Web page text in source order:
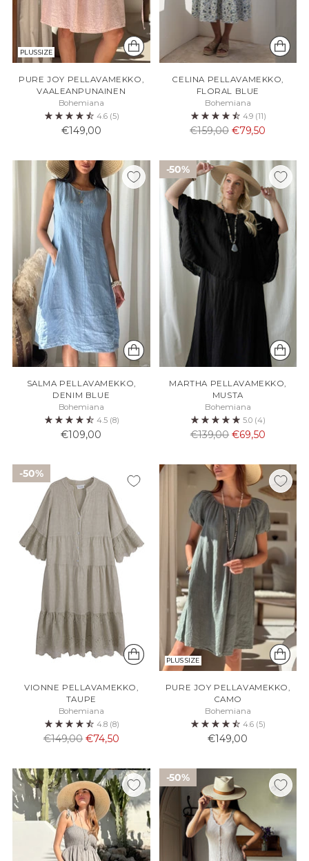
PLUS SIZE
PURE JOY PELLAVAMEKKO,
VAALEANPUNAINEN
Bohemiana
4.6 (5)
€149,00
CELINA PELLAVAMEKKO,
FLORAL BLUE
Bohemiana
4.9 (11)
Normaali
€159,00 €79,50
SALMA PELLAVAMEKKO,
DENIM BLUE
Bohemiana
4.5 (8)
€109,00
50%
MARTHA PELLAVAMEKKO,
MUSTA
Bohemiana
5.0 (4)
Normaali
€139,00 €69,50
50%
VIONNE PELLAVAMEKKO,
TAUPE
Bohemiana
4.8 (8)
Normaali
€149,00 €74,50
PLUS SIZE
PURE JOY PELLAVAMEKKO,
CAMO
Bohemiana
4.6 (5)
€149,00
50%